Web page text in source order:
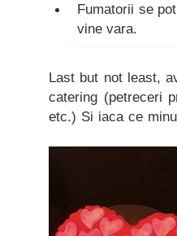
Fumatorii se
vine vara.
Last but not least,
catering (petreceri
etc.) Si iaca ce